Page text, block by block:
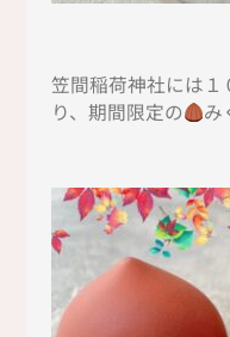
笠間稲荷神社には
り、期間限定の
み